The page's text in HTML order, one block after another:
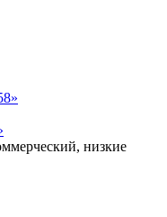
низкие